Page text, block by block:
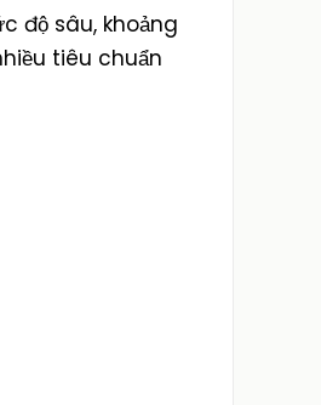
độ sâu, khoảng
tiêu chuẩn